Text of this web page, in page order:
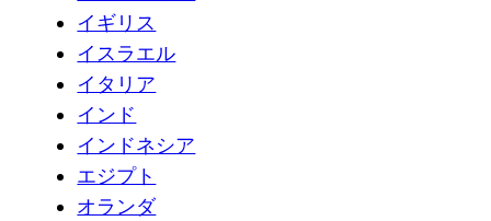
イギリス
イスラエル
イタリア
インド
インドネシア
エジプト
オランダ